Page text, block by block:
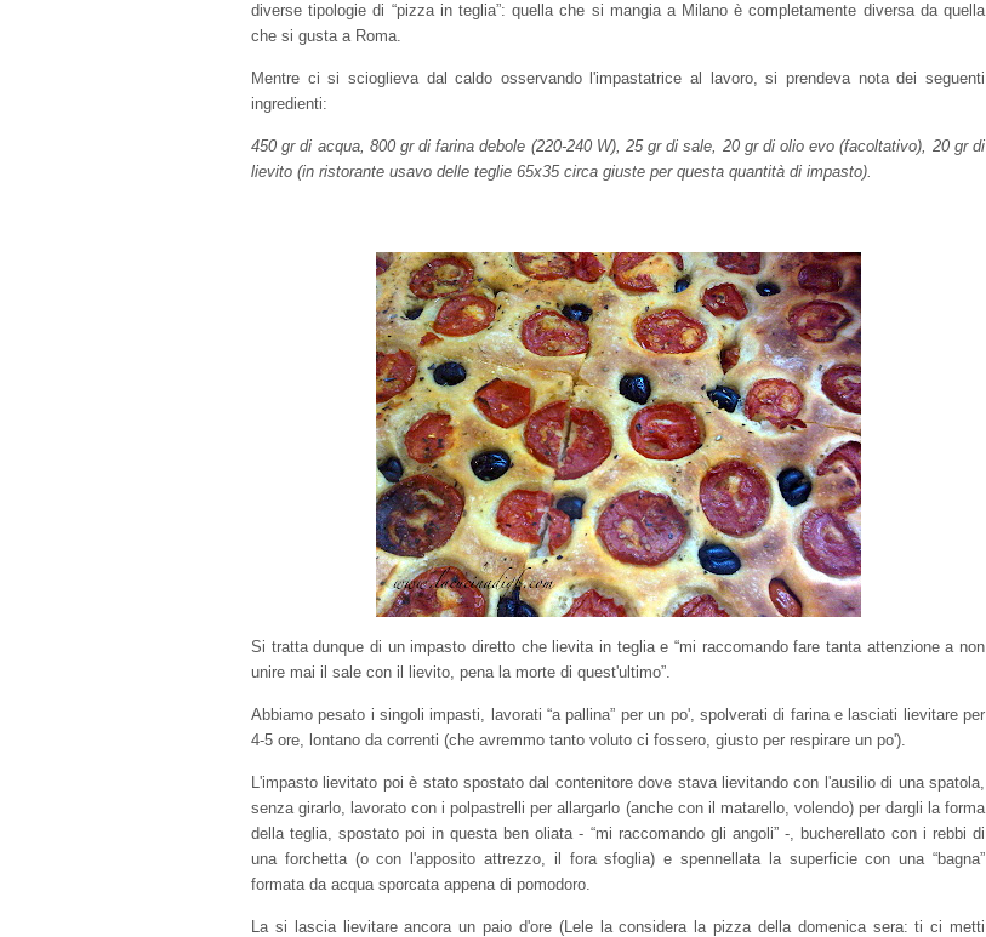
diverse tipologie di “pizza in teglia”: quella che si mangia a Milano è completamente diversa da quella
che si gusta a Roma.
Mentre ci si scioglieva dal caldo osservando l'impastatrice al lavoro, si prendeva nota dei seguenti
ingredienti:
450 gr di acqua, 800 gr di farina debole (220-240 W), 25 gr di sale, 20 gr di olio evo (facoltativo), 20 gr di
lievito (in ristorante usavo delle teglie 65x35 circa giuste per questa quantità di impasto).
Si tratta dunque di un impasto diretto che lievita in teglia e “mi raccomando fare tanta attenzione a non
unire mai il sale con il lievito, pena la morte di quest'ultimo”.
Abbiamo pesato i singoli impasti, lavorati “a pallina” per un po', spolverati di farina e lasciati lievitare per
4-5 ore, lontano da correnti (che avremmo tanto voluto ci fossero, giusto per respirare un po').
L'impasto lievitato poi è stato spostato dal contenitore dove stava lievitando con l'ausilio di una spatola,
senza girarlo, lavorato con i polpastrelli per allargarlo (anche con il matarello, volendo) per dargli la forma
della teglia, spostato poi in questa ben oliata - “mi raccomando gli angoli” -, bucherellato con i rebbi di
una forchetta (o con l'apposito attrezzo, il fora sfoglia) e spennellata la superficie con una “bagna”
formata da acqua sporcata appena di pomodoro.
La si lascia lievitare ancora un paio d'ore (Lele la considera la pizza della domenica sera: ti ci metti